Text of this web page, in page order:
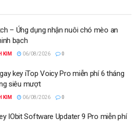
– Ứng dụng nhận nuôi chó mèo an
bạch
KIM 06/08/2026 0
key iTop Voicy Pro miễn phí 6 tháng
siêu mượt
KIM 06/08/2026 0
IObit Software Updater 9 Pro miễn phí